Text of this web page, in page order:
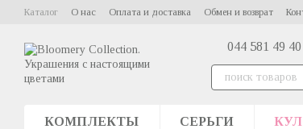
Перейти к основному контенту
Каталог О нас Оплата и доставка Обмен и возврат
044 581 49 40
КОМПЛЕКТЫ СЕРЬГИ